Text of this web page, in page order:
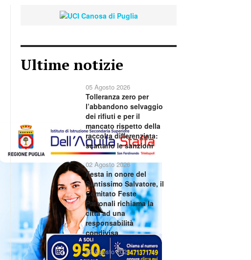
Ultime notizie
05 Agosto 2026
Tolleranza zero per
l’abbandono selvaggio
dei rifiuti e per il
mancato rispetto della
raccolta differenziata:
scattano le sanzioni
02 Agosto 2026
Festa in onore del
Santissimo Salvatore, il
Comitato Feste
Patronali richiama la
città ad una
responsabilità
condivisa
02 Agosto 2026